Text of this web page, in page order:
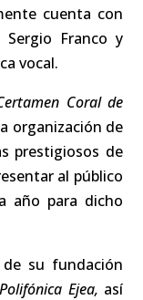
cuenta con
Franco y
vocal.
Coral de
organización de
prestigiosos de
al público
año para dicho
su fundación
Ejea, así